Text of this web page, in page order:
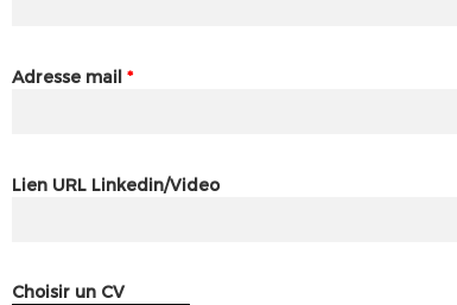
Adresse mail *
Lien URL Linkedin/Video
Choisir un CV